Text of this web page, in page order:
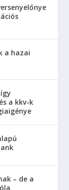
a hazai
a kkv-k
– de a